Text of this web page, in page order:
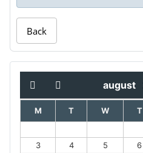
Back
august
M T W T
3
4 5 6